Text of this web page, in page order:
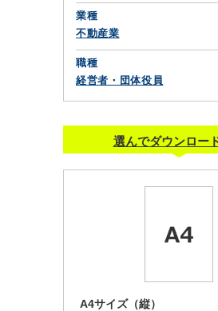
業種
不動産業
職種
経営者・団体役員
選んでダウンロー
A4サイズ（縦）